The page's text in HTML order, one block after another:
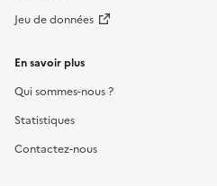
Jeu de données
En savoir plus
Qui sommes-nous ?
Statistiques
Contactez-nous